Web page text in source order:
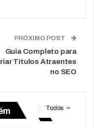
PRÓXIMO POST
Guia Completo para
Títulos Atraentes
no SEO
Todos